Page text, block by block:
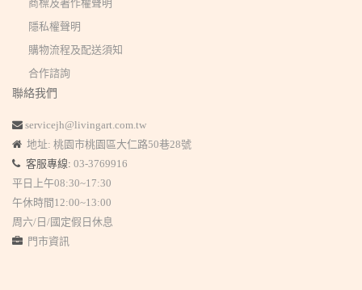
商標及著作權聲明
隱私權聲明
購物流程及配送須知
合作諮詢
聯絡我們
servicejh@livingart.com.tw
地址: 桃園市桃園區大仁路50巷28號
客服專線: 03-3769916
平日上午08:30~17:30
午休時間12:00~13:00
周六/日/國定假日休息
門市資訊